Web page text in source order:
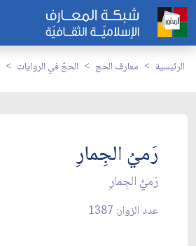
الرئيسية معارف الحج الحجّ في الروايات
رَميُ الجِمارِ
رَميُ الجِمارِ
عدد الزوار: 1387